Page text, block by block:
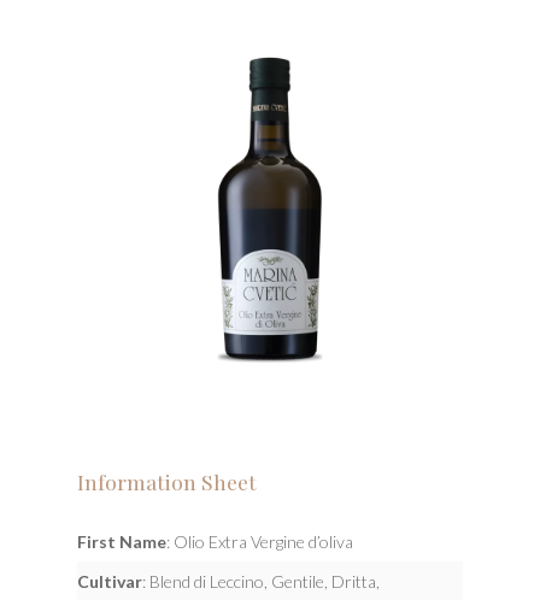
Information Sheet
First Name: Olio Extra Vergine d’oliva
Cultivar: Blend di Leccino, Gentile, Dritta,